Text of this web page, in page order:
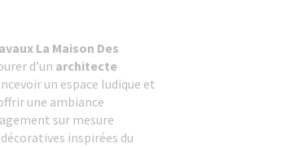
La Maison Des
d’un architecte
un espace ludique et
une ambiance
sur mesure
inspirées du